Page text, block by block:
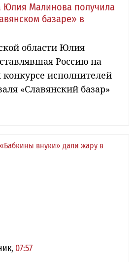
Юлия Малинова получила
базаре» в
области Юлия
Россию на
исполнителей
«Славянский базар»
07:57